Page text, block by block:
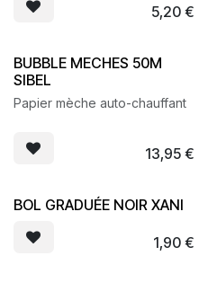
5,20€
BUBBLE MECHES 50M
SIBEL
Papier mèche auto-chauffant
13,95€
BOL GRADUÉE NOIR XANI
1,90€